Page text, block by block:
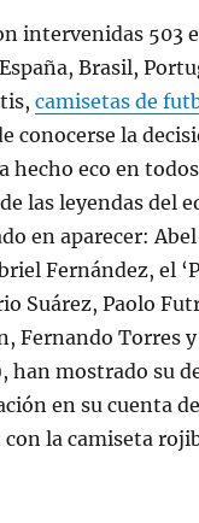
intervenidas 503
Brasil,
camisetas de
conocerse la
hecho eco en
las leyendas del
en aparecer:
Fernández, el
Suárez, Paolo
Fernando Torres
mostrado su
en su cuenta
la camiseta